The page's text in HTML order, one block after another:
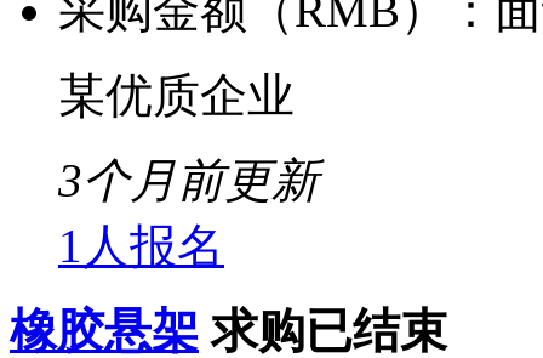
某优质企业
3个月前更新
1人报名
橡胶悬架 求购已结束